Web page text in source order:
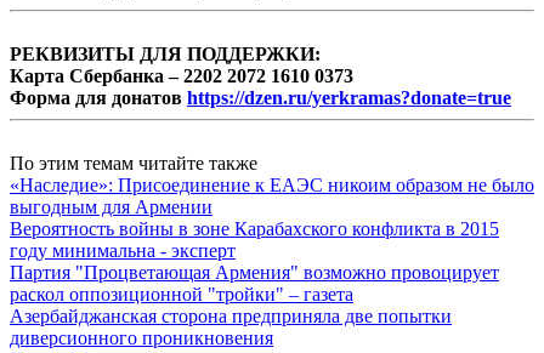
РЕКВИЗИТЫ ДЛЯ ПОДДЕРЖКИ:
Карта Сбербанка – 2202 2072 1610 0373
Форма для донатов https://dzen.ru/yerkramas?donate=true
По этим темам читайте также
«Наследие»: Присоединение к ЕАЭС никоим образом не было
выгодным для Армении
Вероятность войны в зоне Карабахского конфликта в 2015
году минимальна - эксперт
Партия "Процветающая Армения" возможно провоцирует
раскол оппозиционной "тройки" – газета
Азербайджанская сторона предприняла две попытки
диверсионного проникновения